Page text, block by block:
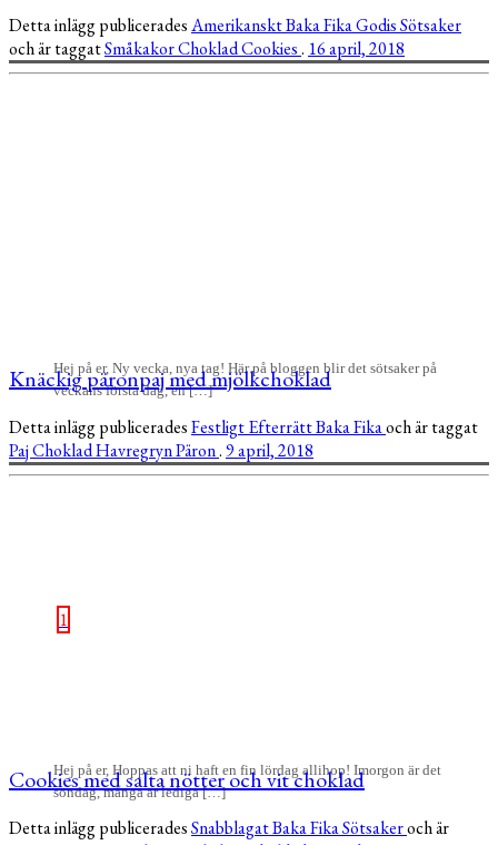
Detta inlägg publiceradesAmerikansktBakaFikaGodisSötsaker
och är taggatSmåkakorChokladCookies. 16 april, 2018
Hej på er, Ny vecka, nya tag! Här på bloggen blir det sötsaker på
veckans första dag, en […]
Knäckig päronpaj med mjölkchoklad
Detta inlägg publiceradesFestligtEfterrättBakaFikaoch är taggat
PajChokladHavregrynPäron.9 april, 2018
1
Hej på er, Hoppas att ni haft en fin lördag allihop! Imorgon är det
söndag, många är lediga […]
Cookies med salta nötter och vit choklad
Detta inlägg publiceradesSnabblagatBakaFikaSötsakeroch är